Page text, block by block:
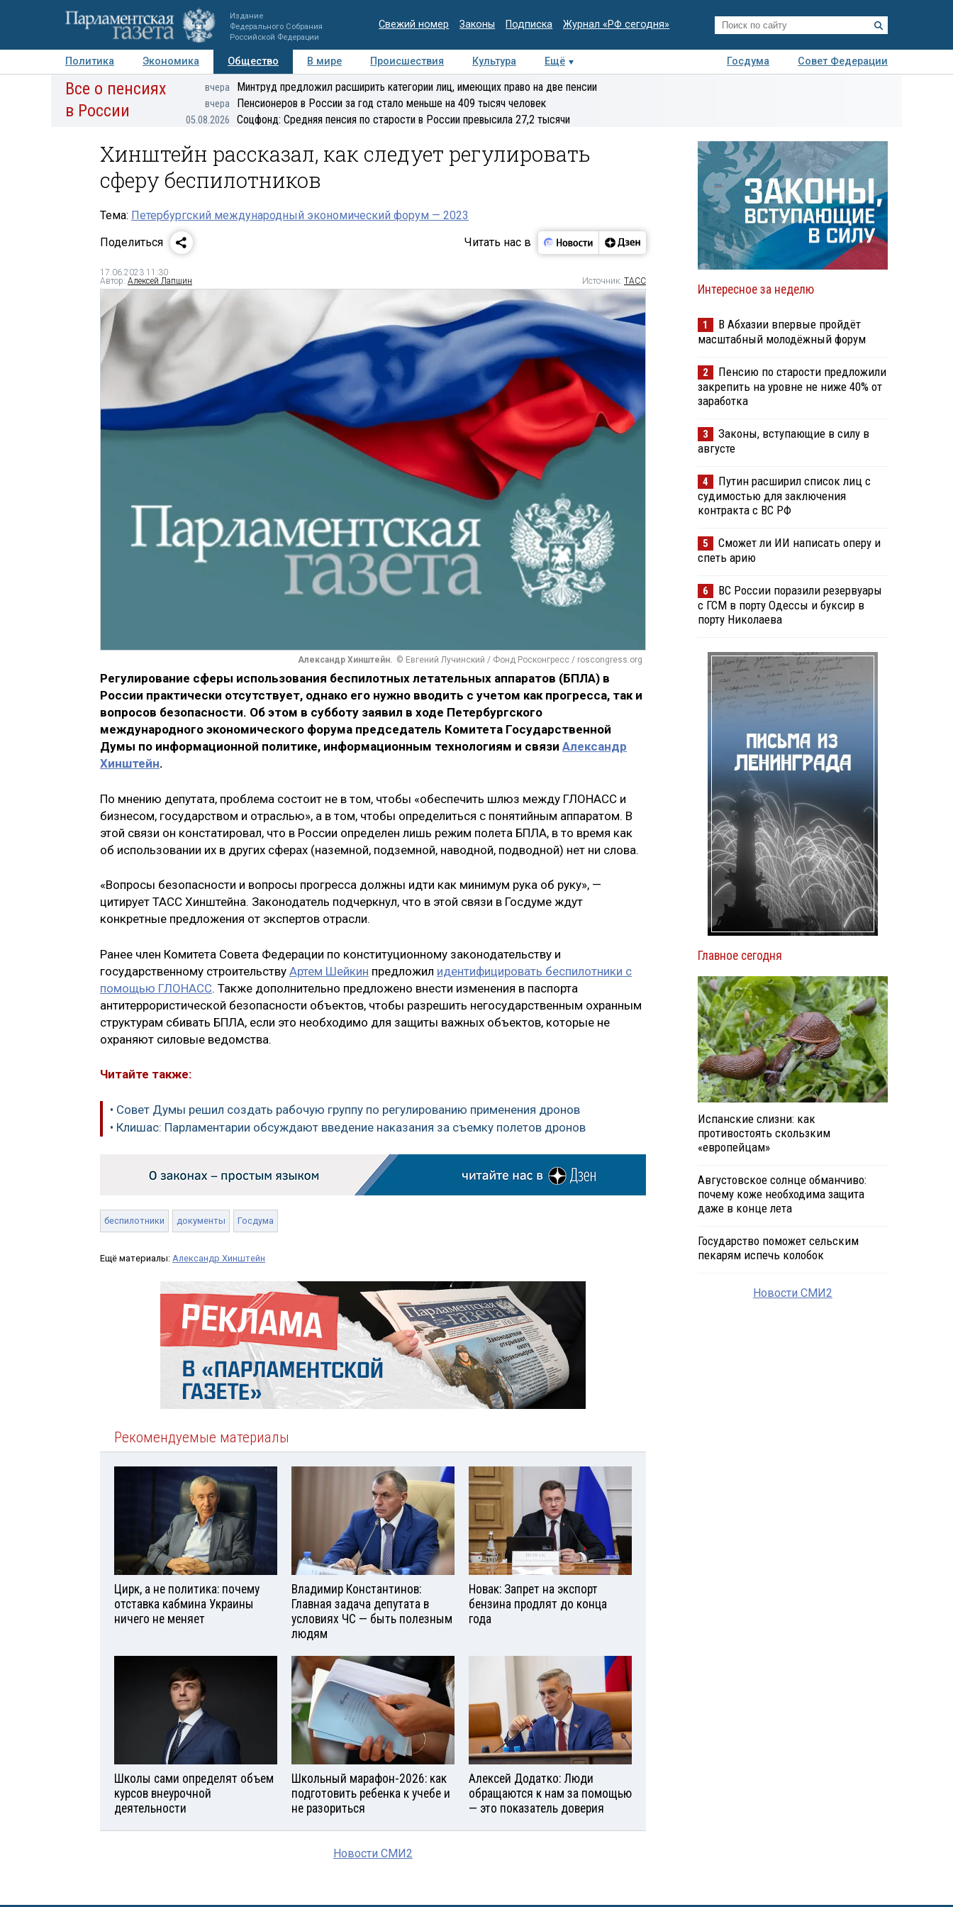
Издание
Федерального Собрания
Российской Федерации
Свежий номер Законы Подписка Журнал «РФ сегодня»
Политика Экономика Общество В мире Происшествия Культура Ещё Госдума
Совет Федерации
Авторы Персоны Мнения Регионы Медиацентр Интервью Колумнисты
Деловая
Все о пенсиях
в России
вчера Минтруд предложил расширить категории лиц, имеющих право на две пенсии
вчера Пенсионеров в России за год стало меньше на 409 тысяч человек
05.08.2026 Соцфонд: Средняя пенсия по старости в России превысила 27,2 тысячи
Хинштейн рассказал, как следует регулировать
сферу беспилотников
Тема: Петербургский международный экономический форум — 2023
Поделиться
Читать нас в
17.06.2023 11:30
Автор: Алексей Лапшин Источник: ТАСС
Александр Хинштейн. © Евгений Лучинский / Фонд Росконгресс / roscongress.org
Регулирование сферы использования беспилотных летательных аппаратов (БПЛА) в
России практически отсутствует, однако его нужно вводить с учетом как прогресса, так и
вопросов безопасности. Об этом в субботу заявил в ходе Петербургского
международного экономического форума председатель Комитета Государственной
Думы по информационной политике, информационным технологиям и связи Александр
Хинштейн.
По мнению депутата, проблема состоит не в том, чтобы «обеспечить шлюз между ГЛОНАСС и
бизнесом, государством и отраслью», а в том, чтобы определиться с понятийным аппаратом. В
этой связи он констатировал, что в России определен лишь режим полета БПЛА, в то время как
об использовании их в других сферах (наземной, подземной, наводной, подводной) нет ни слова.
«Вопросы безопасности и вопросы прогресса должны идти как минимум рука об руку», —
цитирует ТАСС Хинштейна. Законодатель подчеркнул, что в этой связи в Госдуме ждут
конкретные предложения от экспертов отрасли.
Ранее член Комитета Совета Федерации по конституционному законодательству и
государственному строительству Артем Шейкин предложил идентифицировать беспилотники с
помощью ГЛОНАСС. Также дополнительно предложено внести изменения в паспорта
антитеррористической безопасности объектов, чтобы разрешить негосударственным охранным
структурам сбивать БПЛА, если это необходимо для защиты важных объектов, которые не
охраняют силовые ведомства.
Читайте также:
• Совет Думы решил создать рабочую группу по регулированию применения дронов
• Клишас: Парламентарии обсуждают введение наказания за съемку полетов дронов
беспилотники документы Госдума
Ещё материалы: Александр Хинштейн
Рекомендуемые материалы
Цирк, а не политика: почему
отставка кабмина Украины
ничего не меняет
Владимир Константинов:
Главная задача депутата в
условиях ЧС — быть полезным
людям
Новак: Запрет на экспорт
бензина продлят до конца
года
Школы сами определят объем
курсов внеурочной
деятельности
Школьный марафон-2026: как
подготовить ребенка к учебе и
не разориться
Алексей Додатко: Люди
обращаются к нам за помощью
— это показатель доверия
Новости СМИ2
Интересное за неделю
1
В Абхазии впервые пройдёт
масштабный молодёжный форум
2
Пенсию по старости предложили
закрепить на уровне не ниже 40% от
заработка
3
Законы, вступающие в силу в
августе
4
Путин расширил список лиц с
судимостью для заключения
контракта с ВС РФ
5
Сможет ли ИИ написать оперу и
спеть арию
6
ВС России поразили резервуары
с ГСМ в порту Одессы и буксир в
порту Николаева
Главное сегодня
Испанские слизни: как
противостоять скользким
«европейцам»
Августовское солнце обманчиво:
почему коже необходима защита
даже в конце лета
Государство поможет сельским
пекарям испечь колобок
Новости СМИ2